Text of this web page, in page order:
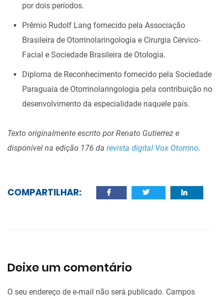
por dois períodos.
Prêmio Rudolf Lang fornecido pela Associação
Brasileira de Otorrinolaringologia e Cirurgia Cérvico-
Facial e Sociedade Brasileira de Otologia.
Diploma de Reconhecimento fornecido pela Sociedade
Paraguaia de Otorrinolaringologia pela contribuição no
desenvolvimento da especialidade naquele país.
Texto originalmente escrito por Renato Gutierrez e
disponível na edição 176 da revista digital Vox Otorrino.
COMPARTILHAR:
Deixe um comentário
O seu endereço de e-mail não será publicado. Campos